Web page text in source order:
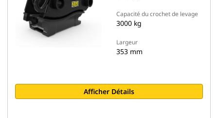
Capacité du crochet de levage
3000 kg
Largeur
353 mm
Afficher Détails